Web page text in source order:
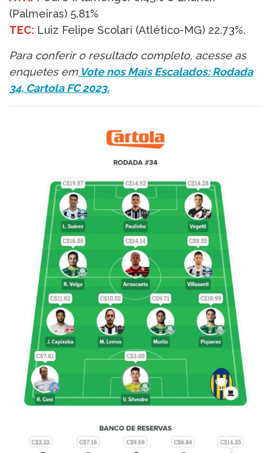
(Palmeiras) 5.81%
TEC: Luiz Felipe Scolari (Atlético-MG) 22.73%.
Para conferir o resultado completo, acesse as
enquetes em Vote nos Mais Escalados: Rodada
34, Cartola FC 2023.